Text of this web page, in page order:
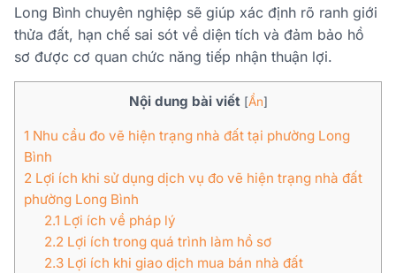
Long Bình chuyên nghiệp sẽ giúp xác định rõ ranh giới
thửa đất, hạn chế sai sót về diện tích và đảm bảo hồ
sơ được cơ quan chức năng tiếp nhận thuận lợi.
Nội dung bài viết [Ẩn]
1 Nhu cầu đo vẽ hiện trạng nhà đất tại phường Long
Bình
2 Lợi ích khi sử dụng dịch vụ đo vẽ hiện trạng nhà đất
phường Long Bình
2.1 Lợi ích về pháp lý
2.2Lợi ích trong quá trình làm hồ sơ
2.3Lợi ích khi giao dịch mua bán nhà đất